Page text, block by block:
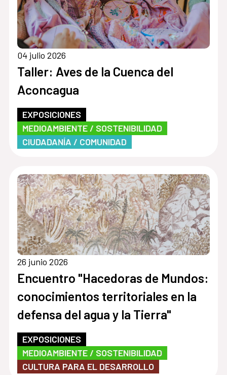
04 julio 2026
Taller: Aves de la Cuenca del
Aconcagua
EXPOSICIONES
MEDIOAMBIENTE / SOSTENIBILIDAD
CIUDADANÍA / COMUNIDAD
26 junio 2026
Encuentro "Hacedoras de Mundos:
conocimientos territoriales en la
defensa del agua y la Tierra"
EXPOSICIONES
MEDIOAMBIENTE / SOSTENIBILIDAD
CULTURA PARA EL DESARROLLO